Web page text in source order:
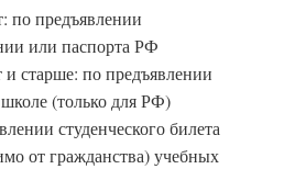
по предъявлении
или паспорта РФ
старше: по предъявлении
(только для РФ)
студенческого билета
от гражданства) учебных